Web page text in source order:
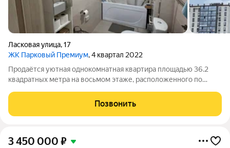
Ласковая улица,17
ЖК Парковый Премиум, 4 квартал 2022
Продаётся уютная однокомнатная квартира площадью 36.2
квадратных метра на восьмом этаже, расположенного по
предложение для тех, кто ценит комфорт и удобство своего
жилища. Квартира обладает
Позвонить
3 450 000 ₽